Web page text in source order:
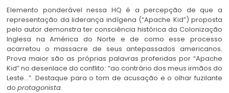
Elemento ponderável nessa HQ é a percepção de que a
representação da liderança indígena (“Apache Kid”) proposta
pelo autor demonstra ter consciência histórica da Colonização
Inglesa na América do Norte e de como esse processo
acarretou o massacre de seus antepassados americanos.
Prova maior são as próprias palavras proferidas por “Apache
Kid” no desenlace do conflito: “ao contrário dos meus irmãos do
Leste…”. Destaque para o tom de acusação e o olhar fuzilante
do protagonista.